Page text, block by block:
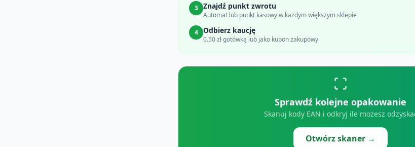
3
Znajdź punkt zwrotu
Automat lub punkt kasowy w każdym większym sklepie
4
Odbierz kaucję
0.50 zł gotówką lub jako kupon zakupowy
Sprawdź kolejne opakowanie
Skanuj kody EAN i odkryj ile możesz
Otwórz skaner →